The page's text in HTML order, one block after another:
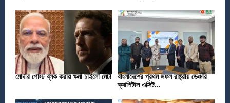
মোদীর পোস্ট ব্লক করায় ক্ষমা চাইলো মেটা
বাংলাদেশের প্রথম সফল রাষ্ট্রীয় ভেঞ্চার
ক্যাপিটাল এক্সিট...